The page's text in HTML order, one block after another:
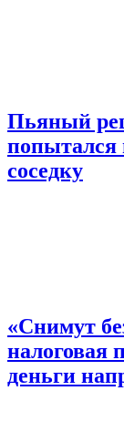
Пьяный
попытался
соседку
«Снимут
налоговая
деньги